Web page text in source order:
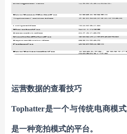
运营数据的查看技巧
Tophatter是一个与传统电商模
是一种竞拍模式的平台。